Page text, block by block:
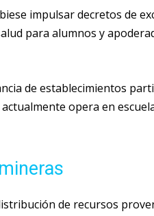
impulsar decretos de
para alumnos y
de establecimientos
opera en
de recursos